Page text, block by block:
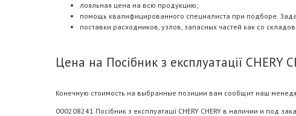
лояльная цена на всю продукцию;
помощь квалифицированного специалиста при подборе.
поставки расходников, узлов, запасных частей как со
Цена на Посібник з експлуатації CHERY
Конечную стоимость на выбранные позиции вам сообщит наш
000208241 Посібник з експлуатації CHERY CHERY в наличии и